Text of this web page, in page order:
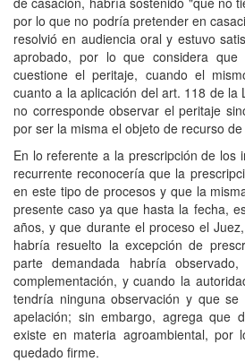
por lo que no podría pretender en
resolvió en audiencia oral y estuvo
aprobado, por lo que considera
cuestione el peritaje, cuando el
cuanto a la aplicación del art. 118 de la
no corresponde observar el peritaje
por ser la misma el objeto de recurso
En lo referente a la prescripción de los
recurrente reconocería que la
en este tipo de procesos y que la
presente caso ya que hasta la fecha,
años, y que durante el proceso el
habría resuelto la excepción de
parte demandada habría
complementación, y cuando la
tendría ninguna observación y que
apelación; sin embargo, agrega que
existe en materia agroambiental, por
quedado firme.